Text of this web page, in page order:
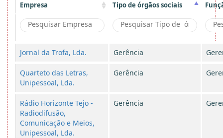
Empresa Tipo de órgãos sociais
Jornal da Trofa, Lda. Gerência
Quarteto das Letras,
Unipessoal, Lda.
Gerência
Rádio Horizonte Tejo -
Radiodifusão,
Comunicação e Meios,
Unipessoal, Lda.
Gerência